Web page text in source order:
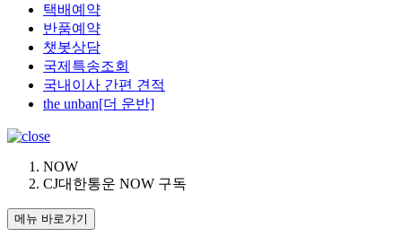
택배예약
반품예약
챗봇상담
국제특송조회
국내이사 간편 견적
the unban[더 운반]
NOW
CJ대한통운 NOW 구독
메뉴 바로가기